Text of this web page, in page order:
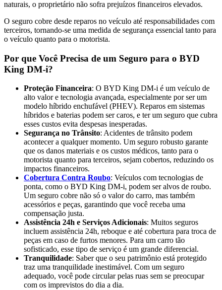
naturais, o proprietário não sofra prejuízos financeiros elevados.
O seguro cobre desde reparos no veículo até responsabilidades com
terceiros, tornando-se uma medida de segurança essencial tanto para
o veículo quanto para o motorista.
Por que Você Precisa de um Seguro para o BYD
King DM-i?
Proteção Financeira: O BYD King DM-i é um veículo de
alto valor e tecnologia avançada, especialmente por ser um
modelo híbrido enchufável (PHEV). Reparos em sistemas
híbridos e baterias podem ser caros, e ter um seguro que cubra
esses custos evita despesas inesperadas.
Segurança no Trânsito: Acidentes de trânsito podem
acontecer a qualquer momento. Um seguro robusto garante
que os danos materiais e os custos médicos, tanto para o
motorista quanto para terceiros, sejam cobertos, reduzindo os
impactos financeiros.
Cobertura Contra Roubo: Veículos com tecnologias de
ponta, como o BYD King DM-i, podem ser alvos de roubo.
Um seguro cobre não só o valor do carro, mas também
acessórios e peças, garantindo que você receba uma
compensação justa.
Assistência 24h e Serviços Adicionais: Muitos seguros
incluem assistência 24h, reboque e até cobertura para troca de
peças em caso de furtos menores. Para um carro tão
sofisticado, esse tipo de serviço é um grande diferencial.
Tranquilidade: Saber que o seu patrimônio está protegido
traz uma tranquilidade inestimável. Com um seguro
adequado, você pode circular pelas ruas sem se preocupar
com os imprevistos do dia a dia.